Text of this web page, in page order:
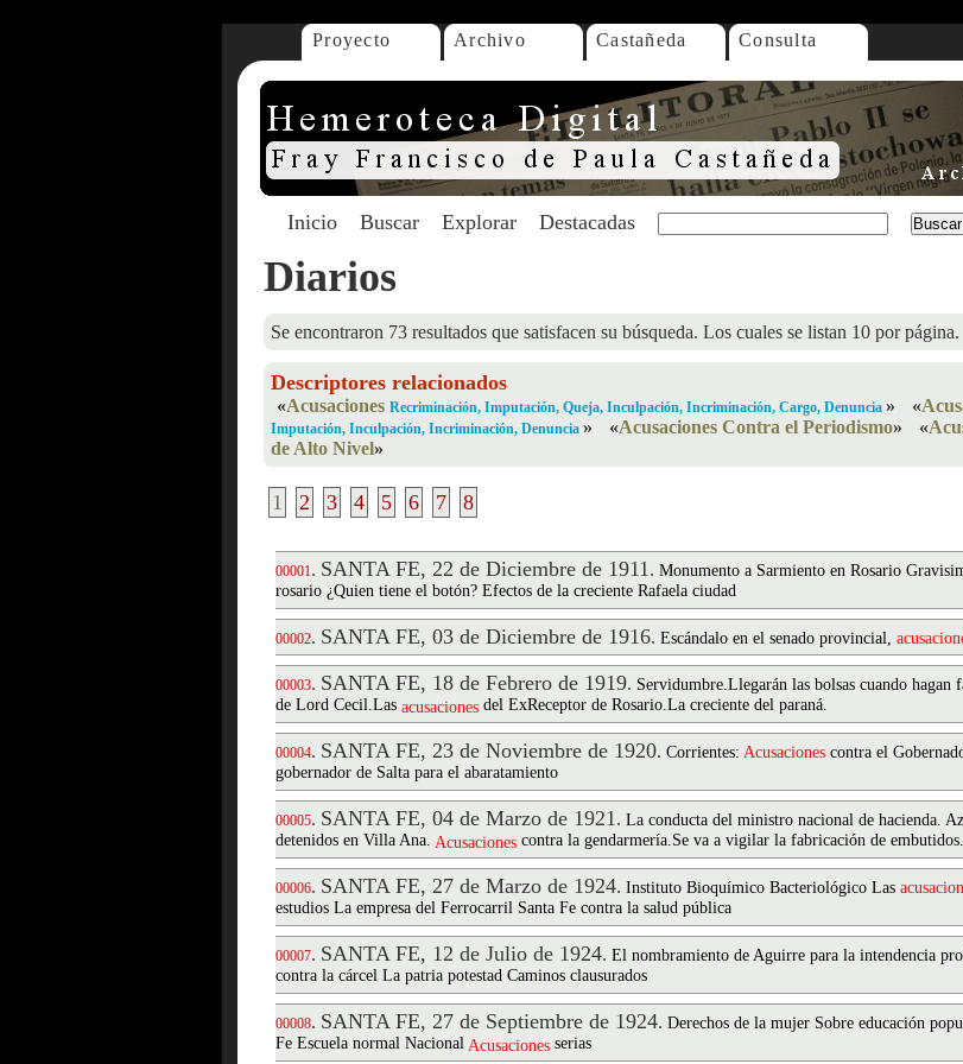
Proyecto Archivo Castañeda Consulta
Inicio Buscar Explorar Destacadas
Diarios
Se encontraron 73 resultados que satisfacen su búsqueda. Los cuales se listan 10 por página.
Descriptores relacionados
«Acusaciones Recriminación, Imputación, Queja, Inculpación, Incriminación, Cargo, Denuncia » «
Imputación, Inculpación, Incriminación, Denuncia » «Acusaciones Contra el Periodismo» «
de Alto Nivel»
1 2 3 4 5 6 7 8
00001. SANTA FE, 22 de Diciembre de 1911. Monumento a Sarmiento en Rosario
rosario ¿Quien tiene el botón? Efectos de la creciente Rafaela ciudad
00002. SANTA FE, 03 de Diciembre de 1916. Escándalo en el senado provincial,
00003. SANTA FE, 18 de Febrero de 1919. Servidumbre.Llegarán las bolsas cuando hagan
de Lord Cecil.Las acusaciones del ExReceptor de Rosario.La creciente del paraná.
00004. SANTA FE, 23 de Noviembre de 1920. Corrientes: Acusaciones contra el
gobernador de Salta para el abaratamiento
00005. SANTA FE, 04 de Marzo de 1921. La conducta del ministro nacional de hacienda.
detenidos en Villa Ana. Acusaciones contra la gendarmería.Se va a vigilar la fabricación de embutidos.
00006. SANTA FE, 27 de Marzo de 1924. Instituto Bioquímico Bacteriológico Las
estudios La empresa del Ferrocarril Santa Fe contra la salud pública
00007. SANTA FE, 12 de Julio de 1924. El nombramiento de Aguirre para la intendencia
contra la cárcel La patria potestad Caminos clausurados
00008. SANTA FE, 27 de Septiembre de 1924. Derechos de la mujer Sobre educación
Fe Escuela normal Nacional Acusaciones serias